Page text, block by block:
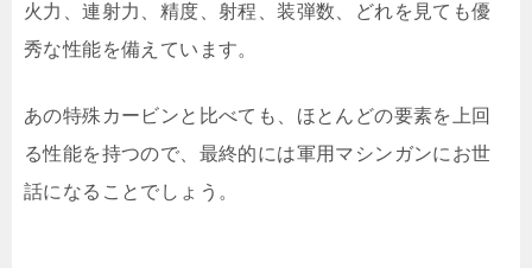
火力、連射力、精度、射程、装弾数、どれを見ても優
秀な性能を備えています。
あの特殊カービンと比べても、ほとんどの要素を上回
る性能を持つので、最終的には軍用マシンガンにお世
話になることでしょう。